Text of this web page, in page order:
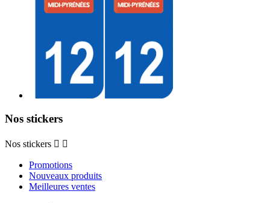
Nos stickers
Nos stickers  
Promotions
Nouveaux produits
Meilleures ventes